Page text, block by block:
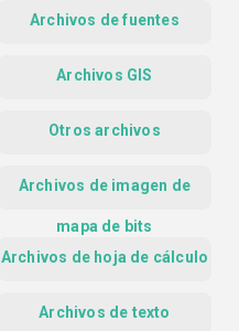
Archivos de fuentes
Archivos GIS
Otros archivos
Archivos de imagen de
mapa de bits
Archivos de hoja de cálculo
Archivos de texto